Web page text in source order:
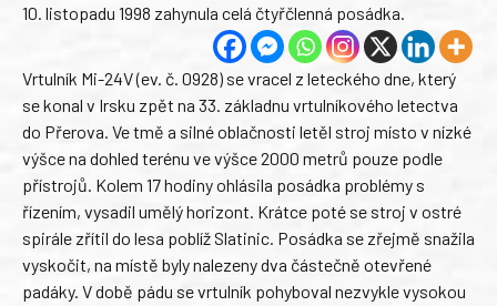
10. listopadu 1998 zahynula celá čtyřčlenná posádka.
Vrtulník Mi-24V (ev. č. 0928) se vracel z leteckého dne, který
se konal v Irsku zpět na 33. základnu vrtulníkového letectva
do Přerova. Ve tmě a silné oblačnosti letěl stroj místo v nízké
výšce na dohled terénu ve výšce 2000 metrů pouze podle
přístrojů. Kolem 17 hodiny ohlásila posádka problémy s
řízením, vysadil umělý horizont. Krátce poté se stroj v ostré
spirále zřítil do lesa poblíž Slatinic. Posádka se zřejmě snažila
vyskočit, na místě byly nalezeny dva částečně otevřené
padáky. V době pádu se vrtulník pohyboval nezvykle vysokou